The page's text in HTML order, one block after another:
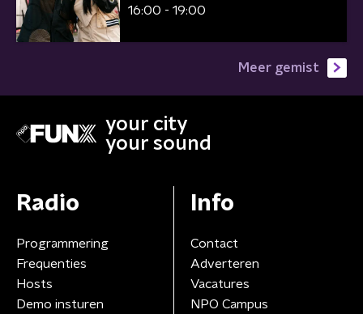
16:00 - 19:00
Meer gemist
your city
your sound
Radio
Programmering
Frequenties
Hosts
Demo insturen
Info
Contact
Adverteren
Vacatures
NPO Campus